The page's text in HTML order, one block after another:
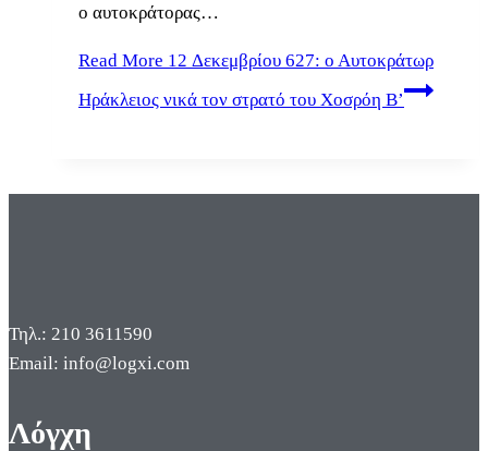
ο αυτοκράτορας…
Read More 12 Δεκεμβρίου 627: ο Αυτοκράτωρ
Ηράκλειος νικά τον στρατό του Χοσρόη Β’
Τηλ.: 210 3611590
Email: info@logxi.com
Λόγχη